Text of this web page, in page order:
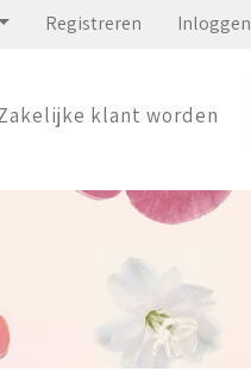
Registreren Inloggen
klant worden